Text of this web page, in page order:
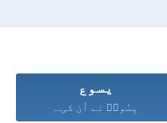
یسوع
یِسُوعؔ نے اُن کی...